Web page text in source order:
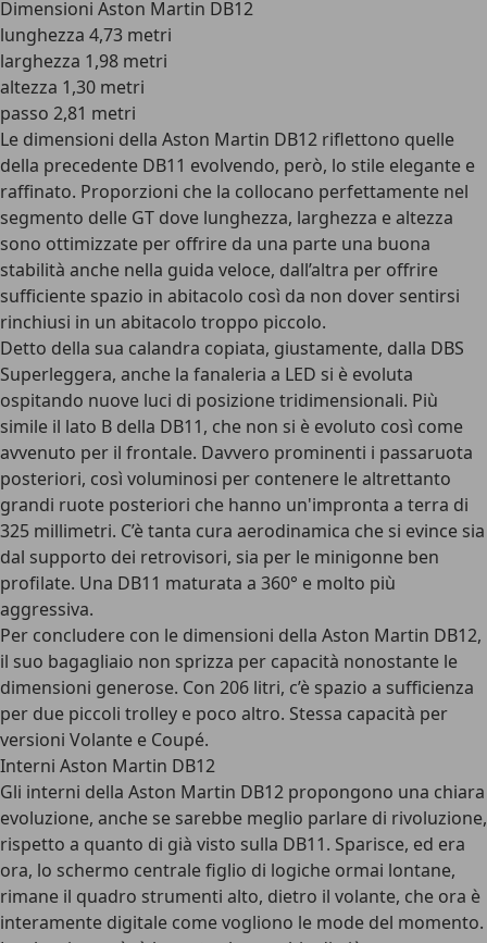
Dimensioni Aston Martin DB12
lunghezza 4,73 metri
larghezza 1,98 metri
altezza 1,30 metri
passo 2,81 metri
Le dimensioni della Aston Martin DB12 riflettono quelle
della precedente DB11 evolvendo, però, lo stile elegante e
raffinato. Proporzioni che la collocano perfettamente nel
segmento delle GT dove lunghezza, larghezza e altezza
sono ottimizzate per offrire da una parte una buona
stabilità anche nella guida veloce, dall’altra per offrire
sufficiente spazio in abitacolo così da non dover sentirsi
rinchiusi in un abitacolo troppo piccolo.
Detto della sua calandra copiata, giustamente, dalla DBS
Superleggera, anche la fanaleria a LED si è evoluta
ospitando nuove luci di posizione tridimensionali. Più
simile il lato B della DB11, che non si è evoluto così come
avvenuto per il frontale. Davvero prominenti i passaruota
posteriori, così voluminosi per contenere le altrettanto
grandi ruote posteriori che hanno un'impronta a terra di
325 millimetri. C’è tanta cura aerodinamica che si evince sia
dal supporto dei retrovisori, sia per le minigonne ben
profilate. Una DB11 maturata a 360° e molto più
aggressiva.
Per concludere con le dimensioni della Aston Martin DB12,
il suo bagagliaio non sprizza per capacità nonostante le
dimensioni generose. Con 206 litri, c’è spazio a sufficienza
per due piccoli trolley e poco altro. Stessa capacità per
versioni Volante e Coupé.
Interni Aston Martin DB12
Gli interni della Aston Martin DB12 propongono una chiara
evoluzione, anche se sarebbe meglio parlare di rivoluzione,
rispetto a quanto di già visto sulla DB11. Sparisce, ed era
ora, lo schermo centrale figlio di logiche ormai lontane,
rimane il quadro strumenti alto, dietro il volante, che ora è
interamente digitale come vogliono le mode del momento.